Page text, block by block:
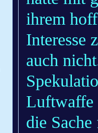
ihrem
Interesse
auch
Luftwaffe
die